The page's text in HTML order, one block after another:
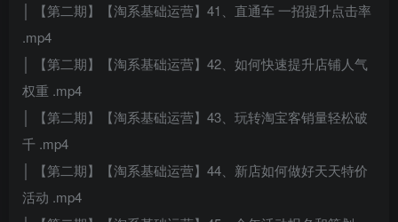
│ 【第二期】【淘系基础运营】41、直通车 一招提升点击率
.mp4
│ 【第二期】【淘系基础运营】42、如何快速提升店铺人气
权重 .mp4
│ 【第二期】【淘系基础运营】43、玩转淘宝客销量轻松破
千 .mp4
│ 【第二期】【淘系基础运营】44、新店如何做好天天特价
活动 .mp4